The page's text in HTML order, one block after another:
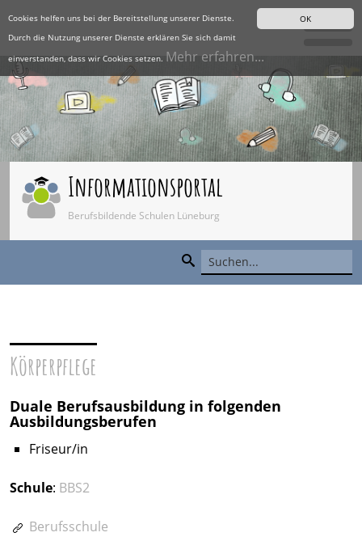
OK
Cookies helfen uns bei der Bereitstellung unserer Dienste.
Durch die Nutzung unserer Dienste erklären Sie sich damit
einverstanden, dass wir Cookies setzen. Mehr erfahren...
Informationsportal
Berufsbildende Schulen Lüneburg
Körperpflege
Duale Berufsausbildung in folgenden
Ausbildungsberufen
Friseur/in
Schule: BBS2
Berufsschule